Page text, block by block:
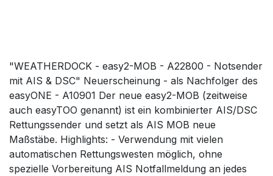
"WEATHERDOCK - easy2-MOB - A22800 - Notsender
mit AIS & DSC" Neuerscheinung - als Nachfolger des
easyONE - A10901 Der neue easy2-MOB (zeitweise
auch easyTOO genannt) ist ein kombinierter AIS/DSC
Rettungssender und setzt als AIS MOB neue
Maßstäbe. Highlights: - Verwendung mit vielen
automatischen Rettungswesten möglich, ohne
spezielle Vorbereitung AIS Notfallmeldung an jedes